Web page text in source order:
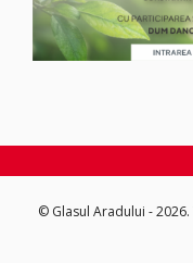
© Glasul Aradului -